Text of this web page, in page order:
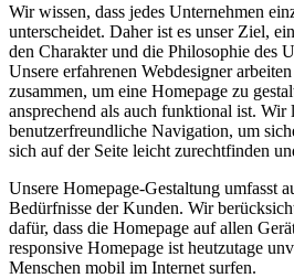
Wir wissen, dass jedes Unternehmen
unterscheidet. Daher ist es unser Ziel,
den Charakter und die Philosophie des
Unsere erfahrenen Webdesigner
zusammen, um eine Homepage zu
ansprechend als auch funktional ist. Wir
benutzerfreundliche Navigation, um
sich auf der Seite leicht zurechtfinden
Unsere Homepage-Gestaltung umfasst
Bedürfnisse der Kunden. Wir
dafür, dass die Homepage auf allen
responsive Homepage ist heutzutage
Menschen mobil im Internet surfen.